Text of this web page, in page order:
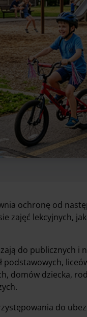
ochronę od
zajęć lekcyjnych,
do publicznych i
domów dziecka,
do